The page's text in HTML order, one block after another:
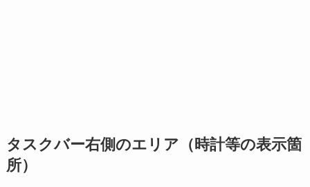
タスクバー右側のエリア（時計等の表示箇
所）